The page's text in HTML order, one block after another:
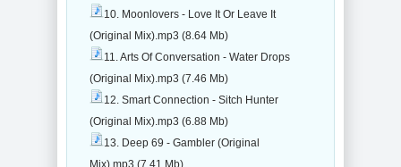
10. Moonlovers - Love It Or Leave It
(Original Mix).mp3 (8.64 Mb)
11. Arts Of Conversation - Water Drops
(Original Mix).mp3 (7.46 Mb)
12. Smart Connection - Sitch Hunter
(Original Mix).mp3 (6.88 Mb)
13. Deep 69 - Gambler (Original
Mix).mp3 (7.41 Mb)